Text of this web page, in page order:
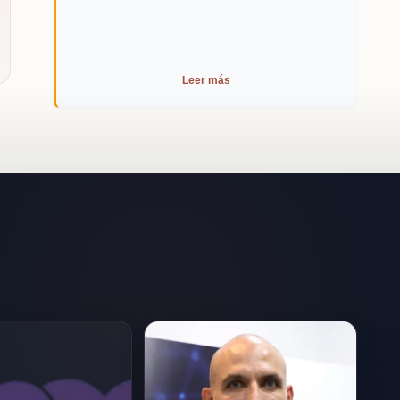
claridad en contextos complejos. Su
Leer más